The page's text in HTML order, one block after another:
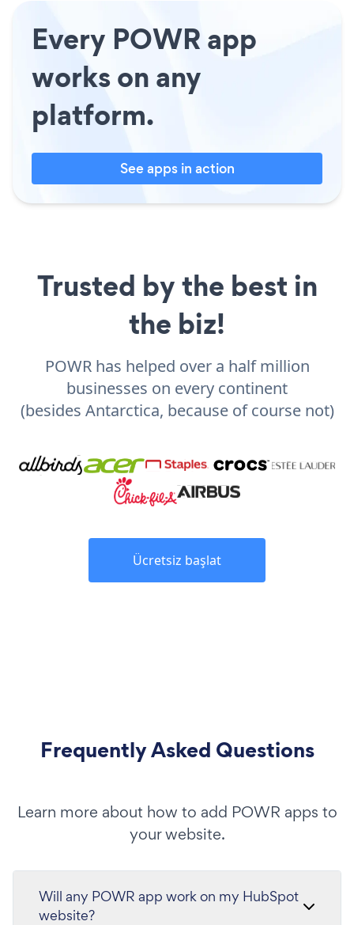
Every POWR app
works on any
platform.
See apps in action
Trusted by the best in
the biz!
POWR has helped over a half million
businesses on every continent
(besides Antarctica, because of course not)
Ücretsiz başlat
Frequently Asked Questions
Learn more about how to add POWR apps to
your website.
Will any POWR app work on my HubSpot
website?